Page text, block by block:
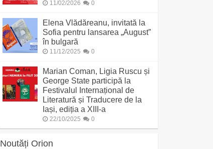
11/02/2026 0
Elena Vlădăreanu, invitată la
Sofia pentru lansarea „August”
în bulgară
11/12/2025 0
Marian Coman, Ligia Ruscu și
George State participă la
Festivalul Internațional de
Literatură și Traducere de la
Iași, ediția a XIII-a
22/10/2025 0
Noutăți Orion